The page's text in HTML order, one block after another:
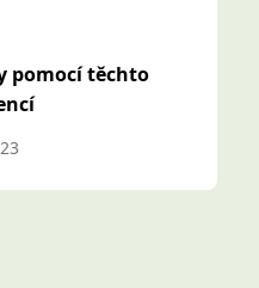
pomocí těchto